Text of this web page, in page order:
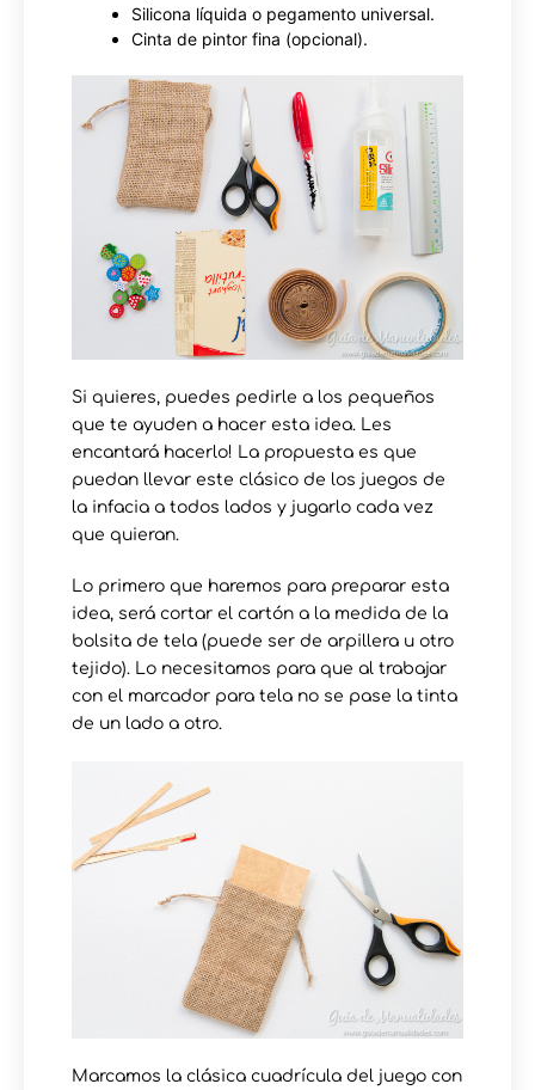
Silicona líquida o pegamento universal.
Cinta de pintor fina (opcional).
Si quieres, puedes pedirle a los pequeños
que te ayuden a hacer esta idea. Les
encantará hacerlo! La propuesta es que
puedan llevar este clásico de los juegos de
la infacia a todos lados y jugarlo cada vez
que quieran.
Lo primero que haremos para preparar esta
idea, será cortar el cartón a la medida de la
bolsita de tela (puede ser de arpillera u otro
tejido). Lo necesitamos para que al trabajar
con el marcador para tela no se pase la tinta
de un lado a otro.
Marcamos la clásica cuadrícula del juego con